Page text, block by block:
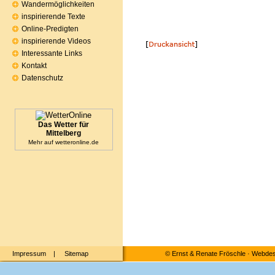
Wandermöglichkeiten
inspirierende Texte
Online-Predigten
inspirierende Videos
Interessante Links
Kontakt
Datenschutz
Das Wetter für
Mittelberg
Mehr auf wetteronline.de
Impressum | Sitemap © Ernst & Renate Fröschle·